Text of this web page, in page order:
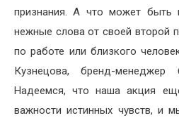
признания. А что может быть
нежные слова от своей второй
по работе или близкого
Кузнецова, бренд-
Надеемся, что наша акция
важности истинных чувств, и